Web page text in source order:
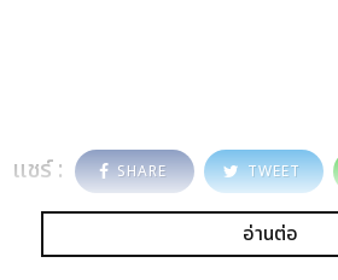
แชร์ : SHARE TWEET
อ่านต่อ